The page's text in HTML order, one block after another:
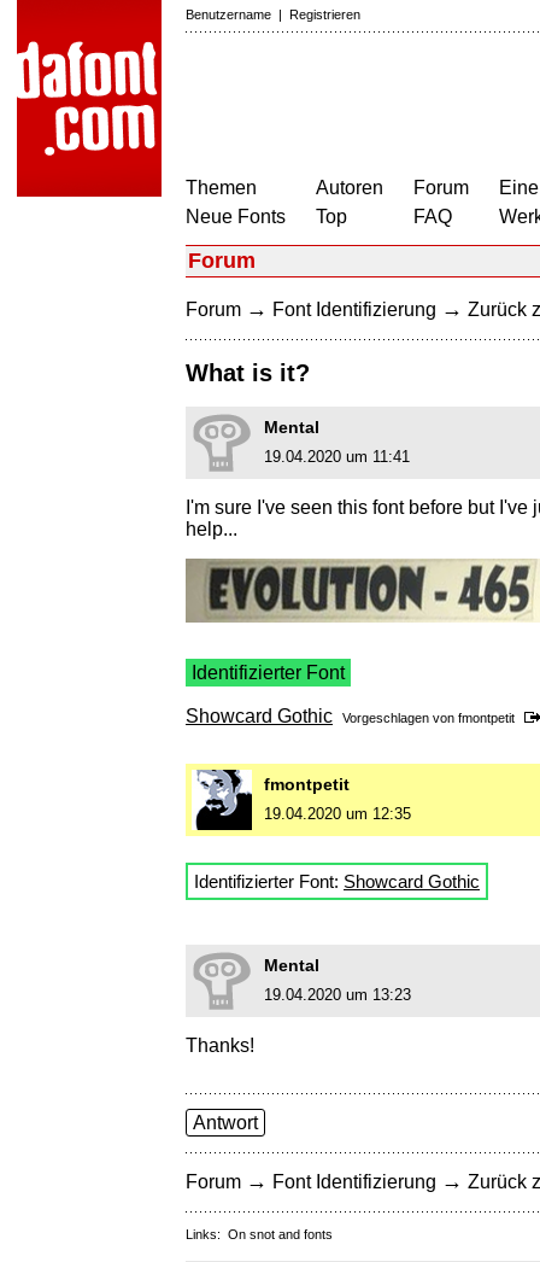
Benutzername | Registrieren
Themen
Neue Fonts
Autoren
Top
Forum
FAQ
Forum
Forum → Font Identifizierung → Zurück
What is it?
Mental
19.04.2020 um 11:41
I'm sure I've seen this font before but
help...
Identifizierter Font
Showcard Gothic Vorgeschlagen von fmontpetit
fmontpetit
19.04.2020 um 12:35
Identifizierter Font: Showcard Gothic
Mental
19.04.2020 um 13:23
Thanks!
Antwort
Forum → Font Identifizierung → Zurück
Links: On snot and fonts